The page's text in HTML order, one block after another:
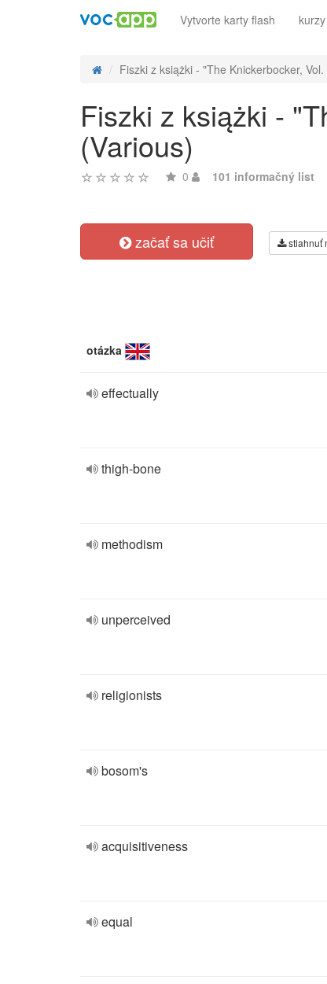
Vytvorte karty flash kurzy
Fiszki z książki - "The Knickerbocker,
Fiszki z książki -
(Various)
0 101 informačný list
začať sa učiť stiahnuť
otázka
effectually
thigh-bone
methodism
unperceived
religionists
bosom's
acquisitiveness
equal